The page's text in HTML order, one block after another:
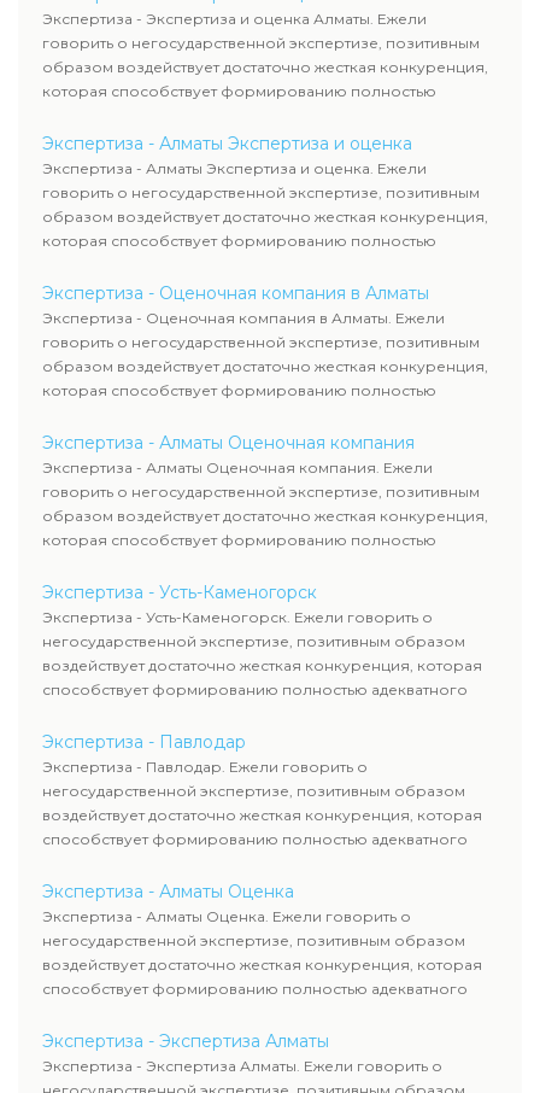
Экспертиза - Экспертиза и оценка Алматы. Ежели
говорить о негосударственной экспертизе, позитивным
образом воздействует достаточно жесткая конкуренция,
которая способствует формированию полностью
Экспертиза - Алматы Экспертиза и оценка
Экспертиза - Алматы Экспертиза и оценка. Ежели
говорить о негосударственной экспертизе, позитивным
образом воздействует достаточно жесткая конкуренция,
которая способствует формированию полностью
Экспертиза - Оценочная компания в Алматы
Экспертиза - Оценочная компания в Алматы. Ежели
говорить о негосударственной экспертизе, позитивным
образом воздействует достаточно жесткая конкуренция,
которая способствует формированию полностью
Экспертиза - Алматы Оценочная компания
Экспертиза - Алматы Оценочная компания. Ежели
говорить о негосударственной экспертизе, позитивным
образом воздействует достаточно жесткая конкуренция,
которая способствует формированию полностью
Экспертиза - Усть-Каменогорск
Экспертиза - Усть-Каменогорск. Ежели говорить о
негосударственной экспертизе, позитивным образом
воздействует достаточно жесткая конкуренция, которая
способствует формированию полностью адекватного
Экспертиза - Павлодар
Экспертиза - Павлодар. Ежели говорить о
негосударственной экспертизе, позитивным образом
воздействует достаточно жесткая конкуренция, которая
способствует формированию полностью адекватного
Экспертиза - Алматы Оценка
Экспертиза - Алматы Оценка. Ежели говорить о
негосударственной экспертизе, позитивным образом
воздействует достаточно жесткая конкуренция, которая
способствует формированию полностью адекватного
Экспертиза - Экспертиза Алматы
Экспертиза - Экспертиза Алматы. Ежели говорить о